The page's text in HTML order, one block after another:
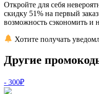
Откройте для себя
скидку 51% на первый
возможность сэкономить и
Хотите получать
Другие
- 300₽